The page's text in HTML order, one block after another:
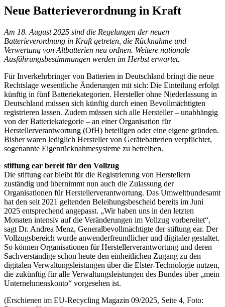
Neue Batterieverordnung in Kraft
Am 18. August 2025 sind die Regelungen der neuen
Batterieverordnung in Kraft getreten, die Rücknahme und
Verwertung von Altbatterien neu ordnen. Weitere nationale
Ausführungsbestimmungen werden im Herbst erwartet.
Für Inverkehrbringer von Batterien in Deutschland bringt die neue
Rechtslage wesentliche Änderungen mit sich: Die Einteilung erfolgt
künftig in fünf Batteriekategorien. Hersteller ohne Niederlassung in
Deutschland müssen sich künftig durch einen Bevollmächtigten
registrieren lassen. Zudem müssen sich alle Hersteller – unabhängig
von der Batteriekategorie – an einer Organisation für
Herstellerverantwortung (OfH) beteiligen oder eine eigene gründen.
Bisher waren lediglich Hersteller von Gerätebatterien verpflichtet,
sogenannte Eigenrücknahmesysteme zu betreiben.
stiftung ear bereit für den Vollzug
Die stiftung ear bleibt für die Registrie­rung von Herstellern
zuständig und übernimmt nun auch die Zulassung der
Organisationen für Herstellerverantwortung. Das Umweltbundesamt
hat den seit 2021 geltenden Beleihungsbescheid bereits im Juni
2025 entsprechend angepasst. „Wir haben uns in den letzten
Monaten intensiv auf die Veränderungen im Vollzug vorbereitet“,
sagt Dr. Andrea Menz, Generalbevollmächtigte der stiftung ear. Der
Vollzugsbereich wurde anwenderfreundlicher und digitaler gestaltet.
So können Organisationen für Herstellerverantwortung und deren
Sachverständige schon heute den einheitlichen Zugang zu den
digitalen Verwaltungsleistungen über die Elster-Technologie nutzen,
die zukünftig für alle Verwaltungsleistungen des Bundes über „mein
Unternehmenskonto“ vorgesehen ist.
(Erschienen im EU-Recycling Magazin 09/2025, Seite 4, Foto: